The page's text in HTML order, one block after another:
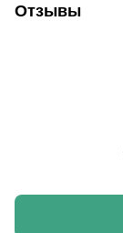
Отзывы